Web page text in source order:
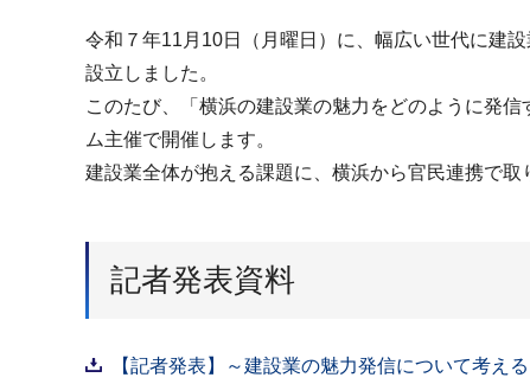
令和７年11月10日（月曜日）に、幅広い世代に建
設立しました。
このたび、「横浜の建設業の魅力をどのように発
ム主催で開催します。
建設業全体が抱える課題に、横浜から官民連携で
記者発表資料
【記者発表】～建設業の魅力発信について考え